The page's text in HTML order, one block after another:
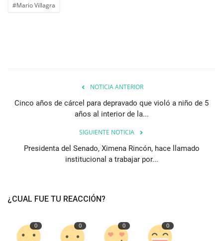
#Mario Villagra
NOTICIA ANTERIOR
Cinco años de cárcel para depravado que violó a niño de 5
años al interior de la...
SIGUIENTE NOTICIA
Presidenta del Senado, Ximena Rincón, hace llamado
institucional a trabajar por...
¿CUAL FUE TU REACCIÓN?
0 0 0 0